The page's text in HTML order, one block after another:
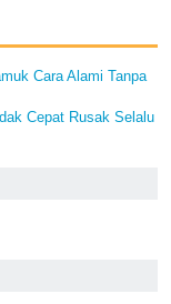
Cara Alami Tanpa
Cepat Rusak Selalu